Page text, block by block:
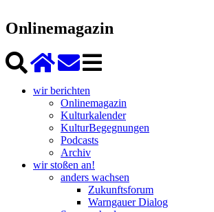
Onlinemagazin
wir berichten
Onlinemagazin
Kulturkalender
KulturBegegnungen
Podcasts
Archiv
wir stoßen an!
anders wachsen
Zukunftsforum
Warngauer Dialog